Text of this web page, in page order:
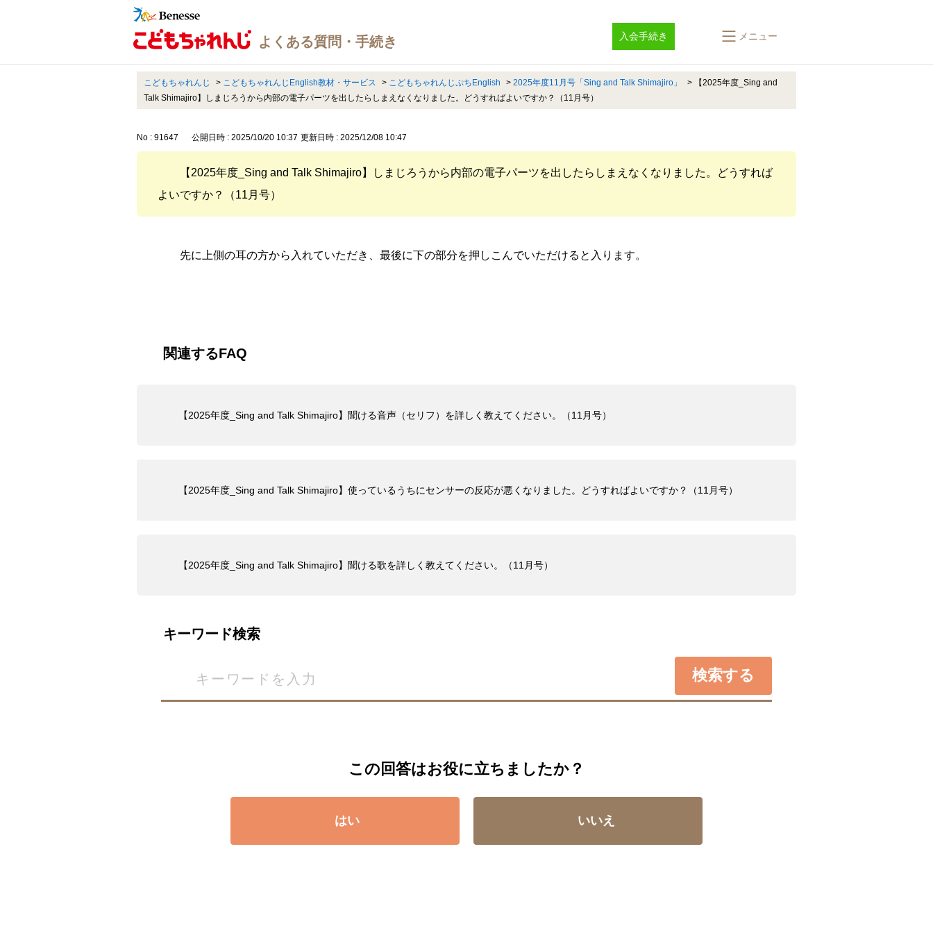
入会手続き メニュー
こどもちゃれんじ > こどもちゃれんじEnglish教材・サービス > こどもちゃれんじぷちEnglish > 2025年度11月号「Sing and Talk Shimajiro」 >
【2025年度_Sing and
Talk Shimajiro】しまじろうから内部の電子パーツを出したらしまえなくなりました。どうすればよいですか？（11月号）
No : 91647 公開日時 : 2025/10/20 10:37 更新日時 : 2025/12/08 10:47
【2025年度_Sing and Talk Shimajiro】しまじろうから内部の電子パーツを出したらしまえなくなりました。どうすれば
よいですか？（11月号）
先に上側の耳の方から入れていただき、最後に下の部分を押しこんでいただけると入ります。
関連するFAQ
【2025年度_Sing and Talk Shimajiro】聞ける音声（セリフ）を詳しく教えてください。（11月号）
【2025年度_Sing and Talk Shimajiro】使っているうちにセンサーの反応が悪くなりました。どうすればよいですか？（11月号）
【2025年度_Sing and Talk Shimajiro】聞ける歌を詳しく教えてください。（11月号）
キーワード検索
この回答はお役に立ちましたか？
はい いいえ